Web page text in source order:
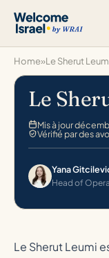
Home»Le Sherut
Mis à jour
Vérifié par des
Le
Yana
Head of
Le Sherut Leumi